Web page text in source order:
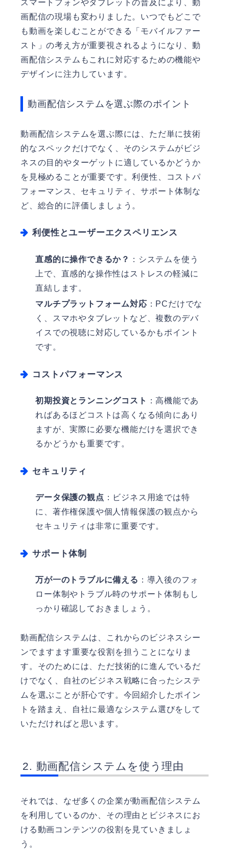
スマートフォンやタブレットの普及により、動
画配信の現場も変わりました。いつでもどこで
も動画を楽しむことができる「モバイルファー
スト」の考え方が重要視されるようになり、動
画配信システムもこれに対応するための機能や
デザインに注力しています。
動画配信システムを選ぶ際のポイント
動画配信システムを選ぶ際には、ただ単に技術
的なスペックだけでなく、そのシステムがビジ
ネスの目的やターゲットに適しているかどうか
を見極めることが重要です。利便性、コストパ
フォーマンス、セキュリティ、サポート体制な
ど、総合的に評価しましょう。
利便性とユーザーエクスペリエンス
直感的に操作できるか？
：システムを使う
上で、直感的な操作性はストレスの軽減に
直結します。
マルチプラットフォーム対応 ：PCだけでな
く、スマホやタブレットなど、複数のデバ
イスでの視聴に対応しているかもポイント
です。
コストパフォーマンス
初期投資とランニングコスト
：高機能であ
ればあるほどコストは高くなる傾向にあり
ますが、実際に必要な機能だけを選択でき
るかどうかも重要です。
セキュリティ
データ保護の観点 ：ビジネス用途では特
に、著作権保護や個人情報保護の観点から
セキュリティは非常に重要です。
サポート体制
万が一のトラブルに備える ：導入後のフォ
ロー体制やトラブル時のサポート体制もし
っかり確認しておきましょう。
動画配信システムは、これからのビジネスシー
ンでますます重要な役割を担うことになりま
す。そのためには、ただ技術的に進んでいるだ
けでなく、自社のビジネス戦略に合ったシステ
ムを選ぶことが肝心です。今回紹介したポイン
トを踏まえ、自社に最適なシステム選びをして
いただければと思います。
動画配信システムを使う理由
それでは、なぜ多くの企業が動画配信システム
を利用しているのか、その理由とビジネスにお
ける動画コンテンツの役割を見ていきましょ
う。